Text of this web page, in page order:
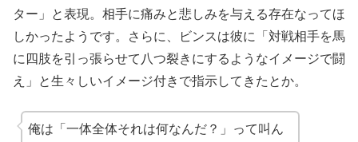
ター」と表現。相手に痛みと悲しみを与える存在なってほ
しかったようです。さらに、ビンスは彼に「対戦相手を馬
に四肢を引っ張らせて八つ裂きにするようなイメージで闘
え」と生々しいイメージ付きで指示してきたとか。
俺は「一体全体それは何なんだ？」って叫ん